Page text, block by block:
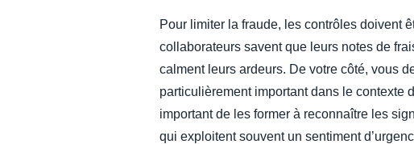
Pour limiter la fraude, les contrôles doivent
collaborateurs savent que leurs notes de
calment leurs ardeurs. De votre côté, vous
particulièrement important dans le contexte
important de les former à reconnaître les
qui exploitent souvent un sentiment